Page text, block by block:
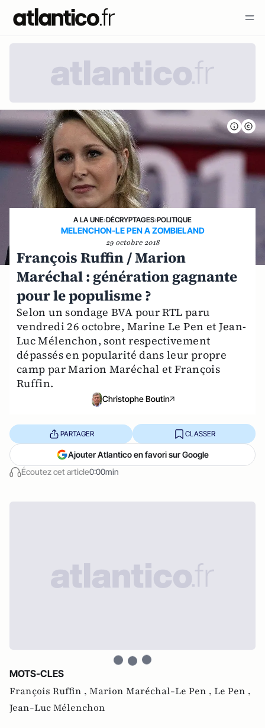
A LA UNE›DÉCRYPTAGES›POLITIQUE
MELENCHON-LE PEN A ZOMBIELAND
29 octobre 2018
François Ruffin / Marion
Maréchal : génération gagnante
pour le populisme ?
Selon un sondage BVA pour RTL paru
vendredi 26 octobre, Marine Le Pen et Jean-
Luc Mélenchon, sont respectivement
dépassés en popularité dans leur propre
camp par Marion Maréchal et François
Ruffin.
Christophe Boutin
Écoutez cet article0:00min
PARTAGER CLASSER
Ajouter Atlantico en favori sur Google
MOTS-CLES
François Ruffin , Marion Maréchal-Le Pen , Le Pen ,
Jean-Luc Mélenchon